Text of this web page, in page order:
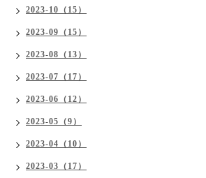
2023-10（15）
2023-09（15）
2023-08（13）
2023-07（17）
2023-06（12）
2023-05（9）
2023-04（10）
2023-03（17）